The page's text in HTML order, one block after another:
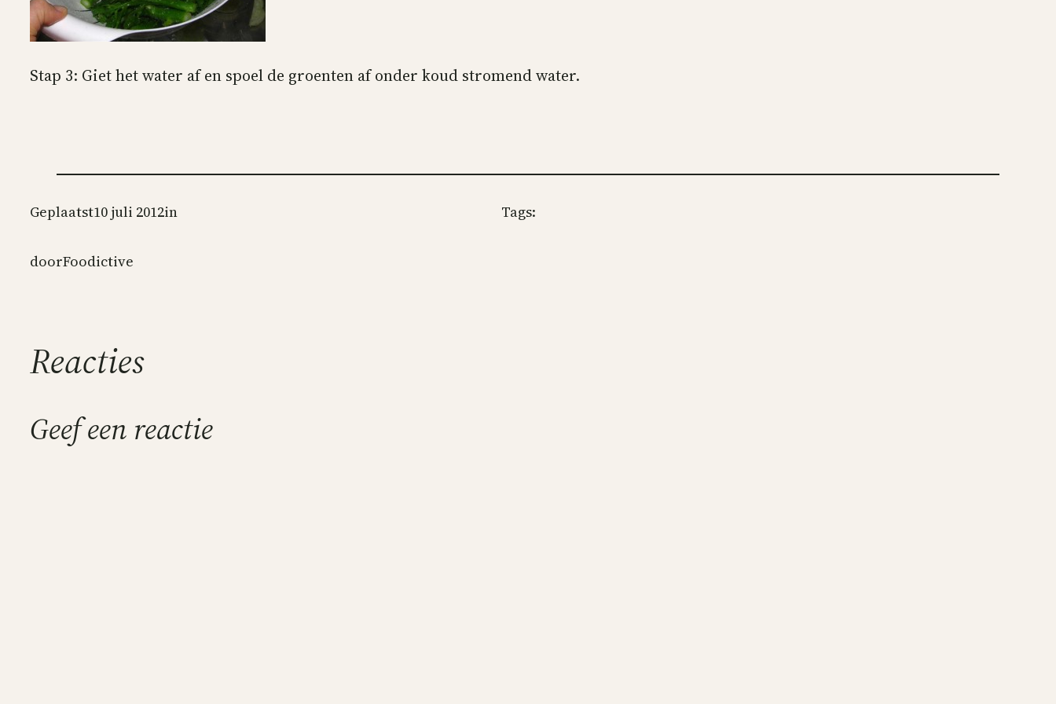
Stap 3: Giet het water af en spoel de groenten af onder koud stromend water.
Geplaatst10 juli 2012in
doorFoodictive
Tags:
Reacties
Geef een reactie